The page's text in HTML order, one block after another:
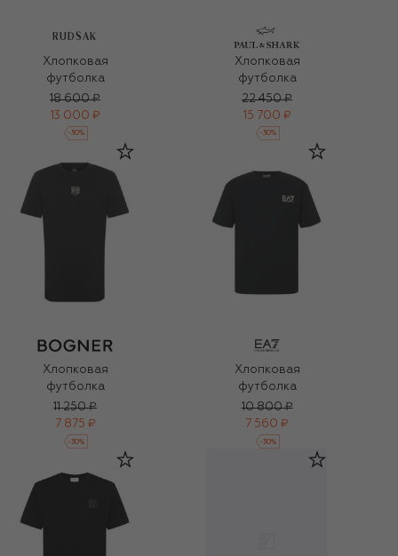
RUDSAK
Хлопковая
футболка
18 600 ₽
13 000 ₽
-30%
Хлопковая
футболка
22 450 ₽
15 700 ₽
-30%
Хлопковая
футболка
11 250 ₽
7 875 ₽
-30%
Хлопковая
футболка
10 800 ₽
7 560 ₽
-30%